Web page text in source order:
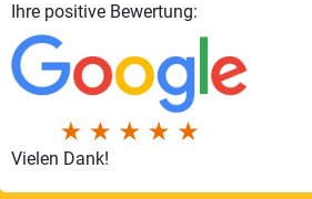
Ihre positive Bewertung:
Vielen Dank!